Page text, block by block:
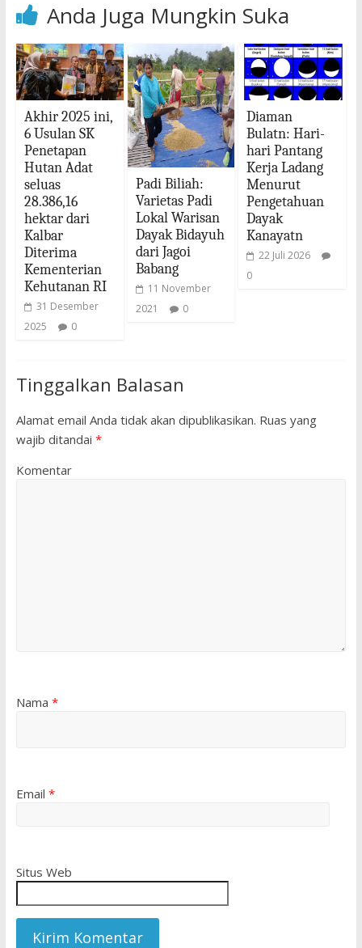
Anda Juga Mungkin Suka
Akhir 2025 ini,
6 Usulan SK
Penetapan
Hutan Adat
seluas
28.386,16
hektar dari
Kalbar
Diterima
Kementerian
Kehutanan RI
31 Desember
2025
0
Padi Biliah:
Varietas Padi
Lokal Warisan
Dayak Bidayuh
dari Jagoi
Babang
11 November
2021
0
Diaman
Bulatn: Hari-
hari Pantang
Kerja Ladang
Menurut
Pengetahuan
Dayak
Kanayatn
22 Juli 2026
0
Tinggalkan Balasan
Alamat email Anda tidak akan dipublikasikan. Ruas yang
wajib ditandai *
Komentar
Nama *
Email *
Situs Web